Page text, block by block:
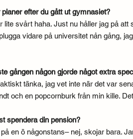
planer efter du gått ut gymnasiet?
lite svårt haha. Just nu håller jag på
vidare på universitet nån gång,
gången någon gjorde något extra
tänka, jag vet inte när det var
och en popcornburk från min kille.
spendera din pension?
en ö någonstans– nej, skojar bara.